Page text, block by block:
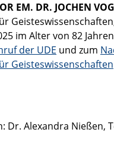
EM. DR. JOCHEN
im Alter von 82
der UDE und zum
Geisteswissenschaften
Dr. Alexandra Nießen,